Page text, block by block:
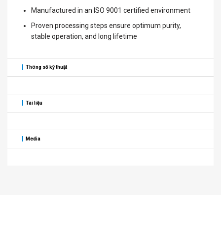
Manufactured in an ISO 9001 certified environment
Proven processing steps ensure optimum purity,
stable operation, and long lifetime
Thông số kỹ thuật
Tài liệu
Media